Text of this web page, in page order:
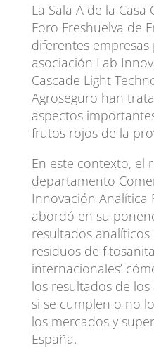
La Sala A de la
Foro Freshuelva de
diferentes
asociación Lab
Cascade Light
Agroseguro han
aspectos
frutos rojos de la
En este contexto, el
departamento
Innovación Analítica
abordó en su
resultados analíticos
residuos de
internacionales’
los resultados de
si se cumplen o no
los mercados y
España.